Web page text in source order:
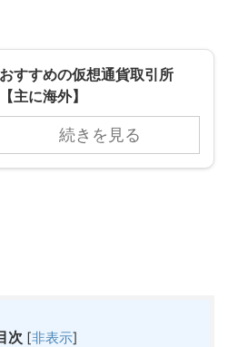
おすすめの仮想通貨取引所
【主に海外】
続きを見る
次 [非表示]